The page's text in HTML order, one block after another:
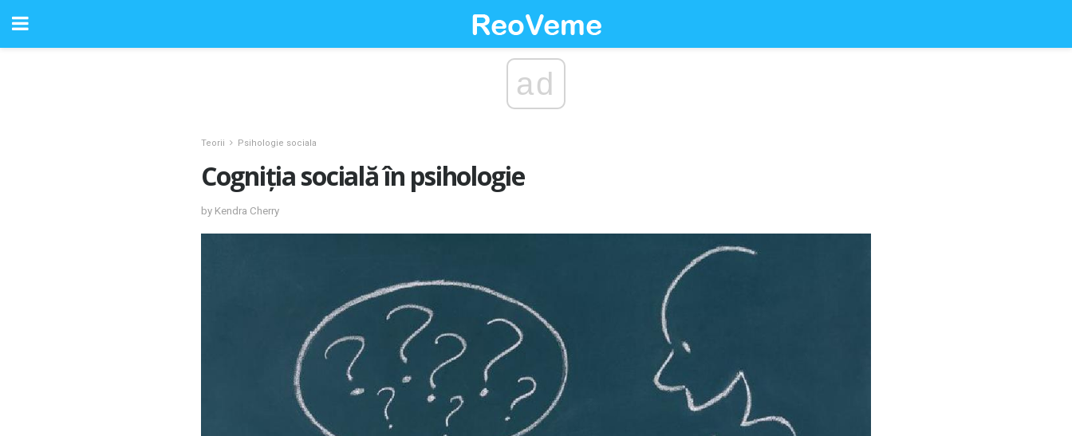
ad
Teorii Psihologie sociala
Cogniția socială în psihologie
by Kendra Cherry